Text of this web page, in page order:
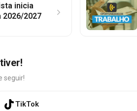
inicia
2026/2027
seguir!
TikTok